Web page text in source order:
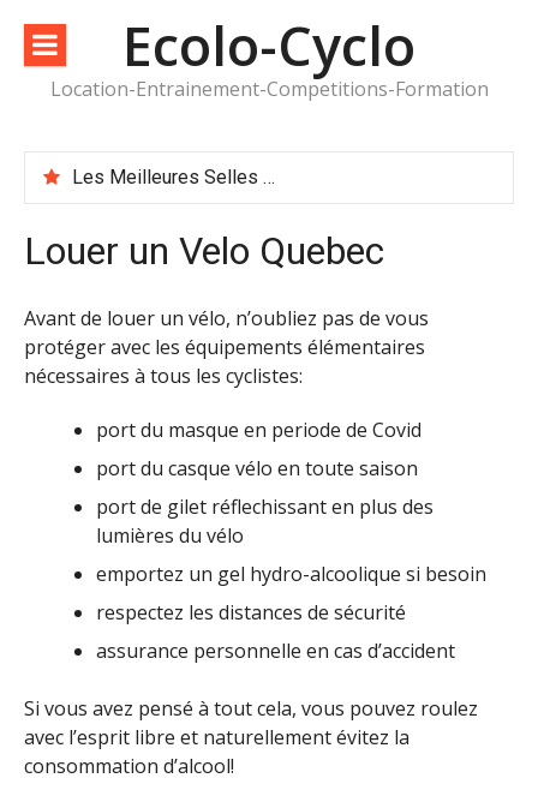
contenu
Ecolo-Cyclo
Location-Entrainement-Competitions-Formation
Les Meilleures Selles de Vélo Périneales
Louer un Velo Quebec
Avant de louer un vélo, n’oubliez pas de vous
protéger avec les équipements élémentaires
nécessaires à tous les cyclistes:
port du masque en periode de Covid
port du casque vélo en toute saison
port de gilet réflechissant en plus des
lumières du vélo
emportez un gel hydro-alcoolique si besoin
respectez les distances de sécurité
assurance personnelle en cas d’accident
Si vous avez pensé à tout cela, vous pouvez roulez
avec l’esprit libre et naturellement évitez la
consommation d’alcool!